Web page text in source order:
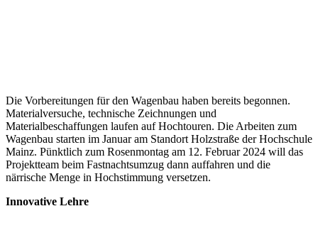
Die Vorbereitungen für den Wagenbau haben bereits begonnen.
Materialversuche, technische Zeichnungen und
Materialbeschaffungen laufen auf Hochtouren. Die Arbeiten zum
Wagenbau starten im Januar am Standort Holzstraße der Hochschule
Mainz. Pünktlich zum Rosenmontag am 12. Februar 2024 will das
Projektteam beim Fastnachtsumzug dann auffahren und die
närrische Menge in Hochstimmung versetzen.
Innovative Lehre